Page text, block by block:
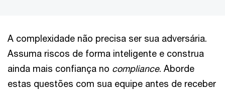
A complexidade não precisa ser sua adversária.
Assuma riscos de forma inteligente e construa
ainda mais confiança no compliance. Aborde
estas questões com sua equipe antes de receber